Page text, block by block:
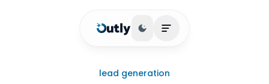
Basculer le thème
Ouvrir le menu
lead generation